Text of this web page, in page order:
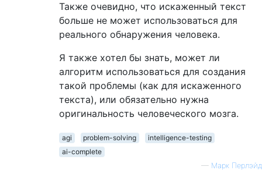
Также очевидно, что искаженный текст
больше не может использоваться для
реального обнаружения человека.
Я также хотел бы знать, может ли
алгоритм использоваться для создания
такой проблемы (как для искаженного
текста), или обязательно нужна
оригинальность человеческого мозга.
agi problem-solving
intelligence-testing
ai-complete
— Марк Перлэйд